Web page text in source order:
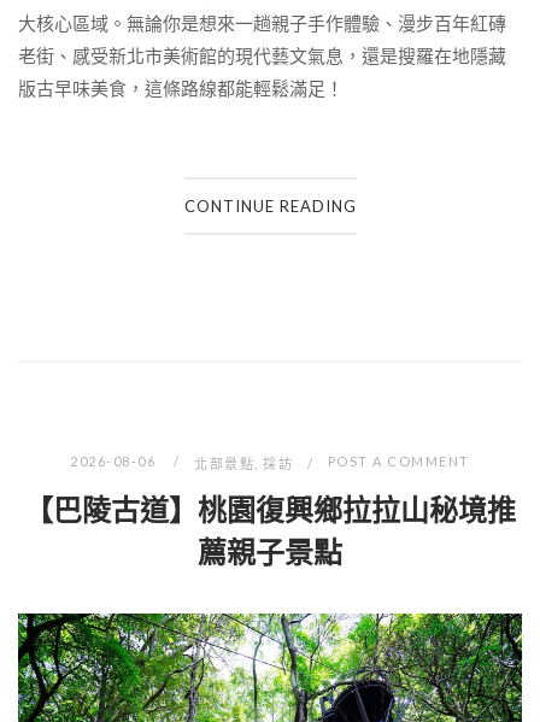
大核心區域。無論你是想來一趟親子手作體驗、漫步百年紅磚
老街、感受新北市美術館的現代藝文氣息，還是搜羅在地隱藏
版古早味美食，這條路線都能輕鬆滿足！
CONTINUE READING
2026-08-06 北部景點 ,採訪 POST A COMMENT
【巴陵古道】桃園復興鄉拉拉山秘境推
薦親子景點